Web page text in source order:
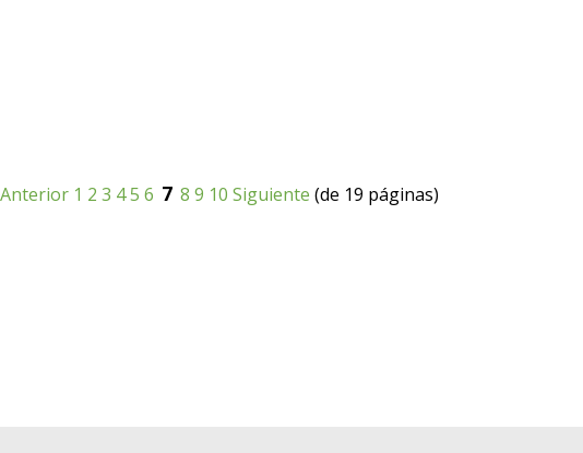
Anterior 1 2 3 45 6 7 8 9 10 Siguiente (de 19 páginas)